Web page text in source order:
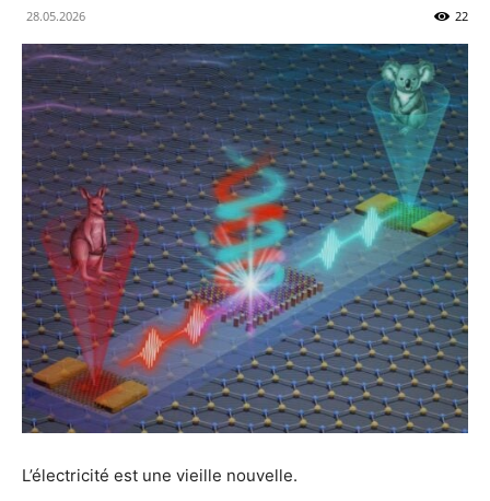
28.05.2026 22
L’électricité est une vieille nouvelle.